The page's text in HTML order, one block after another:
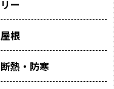
リー
屋根
断熱・防寒